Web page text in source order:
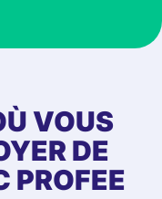
at Profee is very
first started
app, and they
quick to provide
and helpful
VOUS
DE
PROFEE